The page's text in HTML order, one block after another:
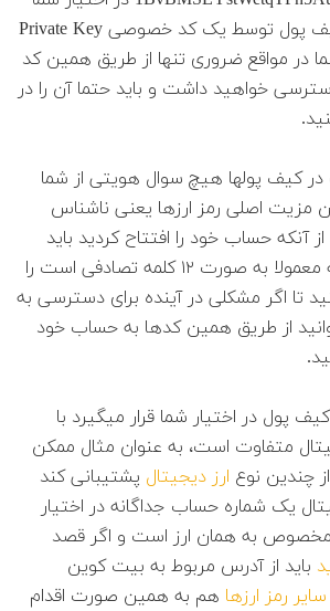
قرار میدهد و این کیف پول توسط یک کد خصوصی Private Key
در مواقع ضروری تنها از طریق همین کد
خواهید داشت و باید حتما آن را در
کیف پولها هیچ سوال هویتی از شما
مزیت اصلی رمز ارزها یعنی ناشناس
آنکه حساب خود را افتتاح کردید باید
کدهای اختصاصی که معمولا به صورت ۱۲ کلمه تصادفی است را
تا اگر مشکلی در آینده برای دسترسی به
از طریق همین کدها به حساب خود
پول در اختیار شما قرار میگیرد با
متفاوت است، به عنوان مثال ممکن
چندین نوع ارز دیجیتال پشتیبانی کند
یک شماره حساب جداگانه در اختیار
مخصوص به همان ارز است و اگر قصد
باید از آدرس مربوط به بیت کوین
سایر رمز ارزها هم به همین صورت اقدام